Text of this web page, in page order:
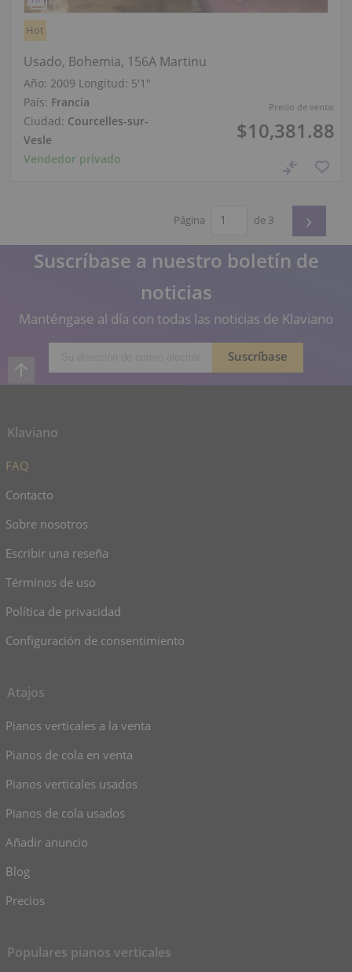
Precio de venta:
$10,381.88
Hot
Usado, Bohemia, 156A Martinu
Año: 2009 Longitud: 5′1″
País: Francia
Ciudad: Courcelles-sur-
Vesle
Vendedor privado
Página de 3 ›
Suscríbase a nuestro boletín de
noticias
Manténgase al día con todas las noticias de Klaviano
Klaviano
FAQ
Contacto
Sobre nosotros
Escribir una reseña
Términos de uso
Política de privacidad
Configuración de consentimiento
Atajos
Pianos verticales a la venta
Pianos de cola en venta
Pianos verticales usados
Pianos de cola usados
Añadir anuncio
Blog
Precios
Populares pianos verticales